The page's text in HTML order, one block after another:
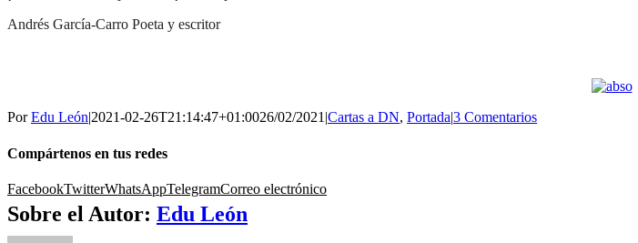
Andrés García-Carro Poeta y escritor
PorEdu León|2021-02-26T21:14:47+01:0026/02/2021|Cartas a DN, Portada|3 Comentarios
Compártenos en tus redes
FacebookTwitterWhatsAppTelegramCorreo electrónico
Sobre el Autor: Edu León